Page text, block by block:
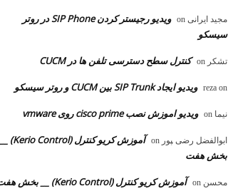
مجید ایرانی
ویدیو رجیستر کردن SIP Phone در روتر
سیسکو
تشکر کنترل سطح دسترسی تلفن ها در CUCM
reza on ویدیو ایجاد SIP Trunk بین CUCM و روتر سیسکو
نیما ویدیو اموزش نصب cisco prime روی vmware
ابوالفضل رضی ‍‍پور
آموزش کریو کنترل (Kerio Control) __
بخش هفت
محسن آموزش کریو کنترل (Kerio Control) __ بخش هفت